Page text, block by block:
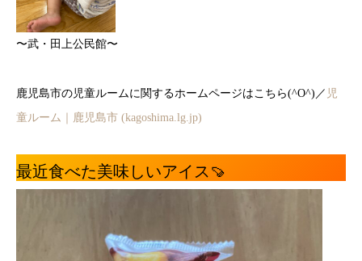
〜武・田上公民館〜
鹿児島市の児童ルームに関するホームページはこちら(^O^)／ 児
童ルーム｜鹿児島市 (kagoshima.lg.jp)
最近食べた美味しいアイス🍠